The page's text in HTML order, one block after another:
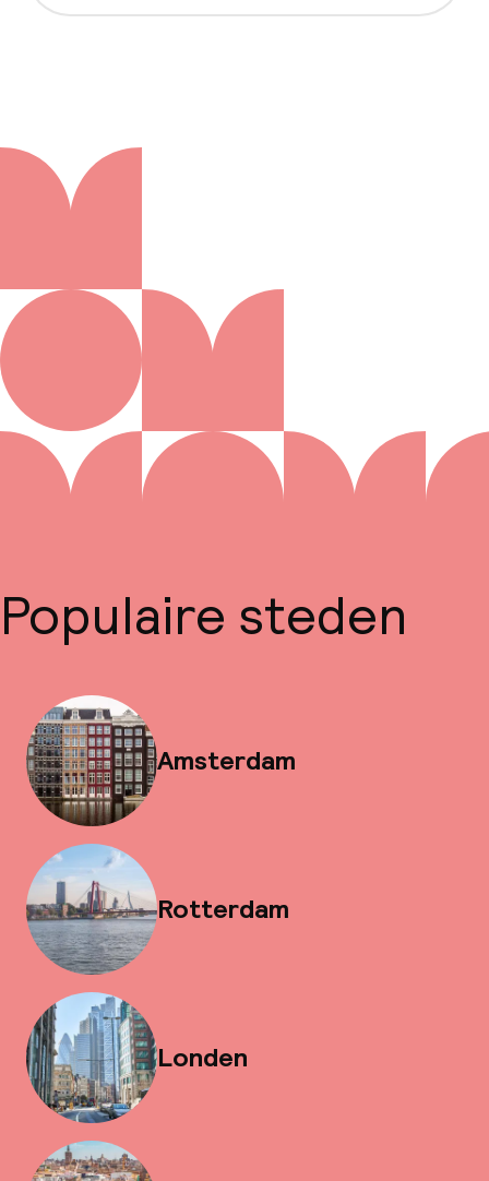
Populaire steden
Amsterdam
Rotterdam
Londen